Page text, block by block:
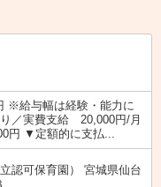
※給与幅は経験・能力に
／実費支給 20,000円/月
円 ▼定額的に支払...
認可保育園） 宮城県仙台